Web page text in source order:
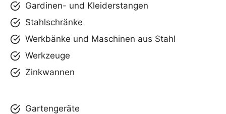
Gardinen- und Kleiderstangen
Stahlschränke
Werkbänke und Maschinen aus Stahl
Werkzeuge
Zinkwannen
Gartengeräte